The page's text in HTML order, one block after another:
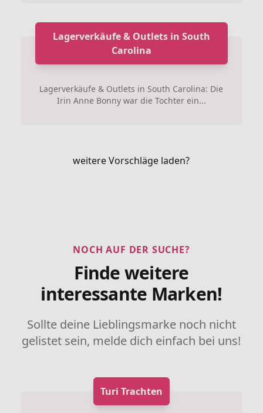
Lagerverkäufe & Outlets in South
Carolina
Lagerverkäufe & Outlets in South Carolina: Die
Irin Anne Bonny war die Tochter ein...
weitere Vorschläge laden?
NOCH AUF DER SUCHE?
Finde weitere
interessante Marken!
Sollte deine Lieblingsmarke noch nicht
gelistet sein, melde dich einfach bei uns!
Turi Trachten